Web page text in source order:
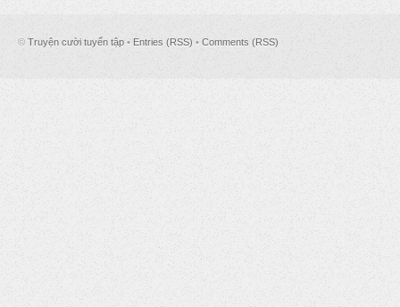
© Truyện cười tuyển tập • Entries (RSS) • Comments (RSS)